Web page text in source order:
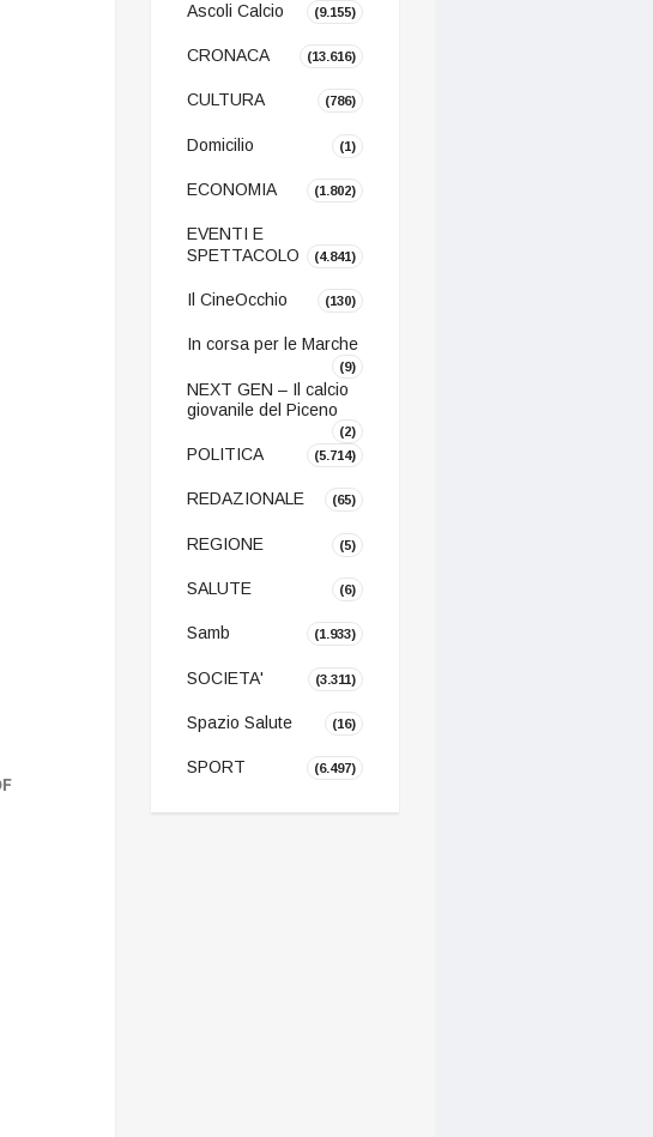
Ascoli Calcio (9.155)
CRONACA (13.616)
CULTURA (786)
Domicilio (1)
ECONOMIA (1.802)
EVENTI E
SPETTACOLO
(4.841)
Il CineOcchio (130)
In corsa per le Marche
(9)
NEXT GEN – Il calcio
giovanile del Piceno
(2)
POLITICA (5.714)
REDAZIONALE (65)
REGIONE (5)
SALUTE (6)
Samb (1.933)
SOCIETA' (3.311)
Spazio Salute (16)
SPORT (6.497)